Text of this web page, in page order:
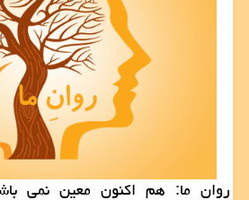
روان ما: هم اكنون معین نمی